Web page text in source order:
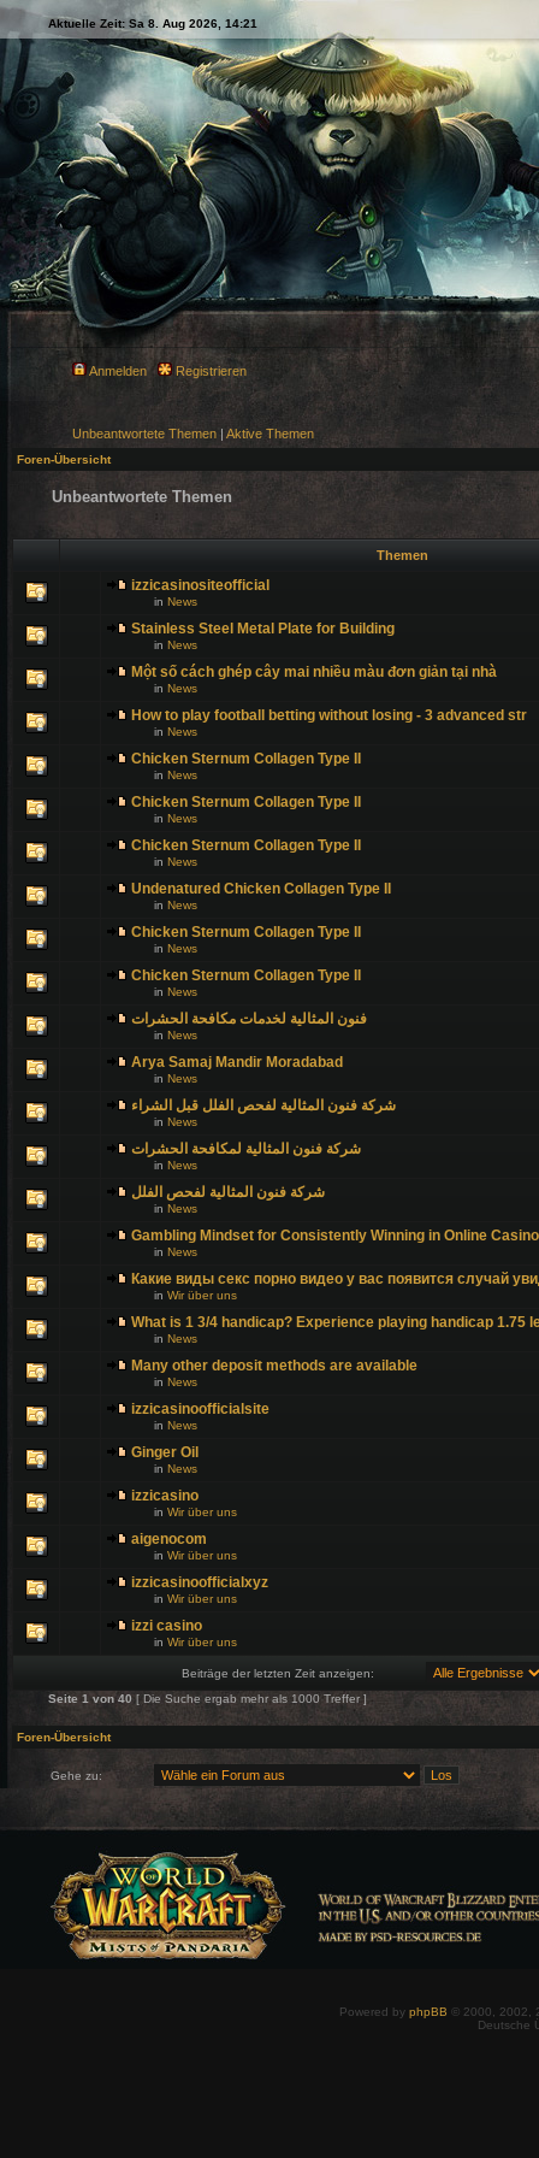
Aktuelle Zeit: Sa 8. Aug 2026, 14:21
Anmelden Registrieren
Unbeantwortete Themen | Aktive Themen
Foren-Übersicht
Unbeantwortete Themen
Themen
izzicasinositeofficial
in News
Stainless Steel Metal Plate for Building
in News
Một số cách ghép cây mai nhiều màu đơn giản tại nhà
in News
How to play football betting without losing - 3 advanced str
in News
Chicken Sternum Collagen Type II
in News
Chicken Sternum Collagen Type II
in News
Chicken Sternum Collagen Type II
in News
Undenatured Chicken Collagen Type II
in News
Chicken Sternum Collagen Type II
in News
Chicken Sternum Collagen Type II
in News
فنون المثالية لخدمات مكافحة الحشرات
in News
Arya Samaj Mandir Moradabad
in News
شركة فنون المثالية لفحص الفلل قبل الشراء
in News
شركة فنون المثالية لمكافحة الحشرات
in News
شركة فنون المثالية لفحص الفلل
in News
Gambling Mindset for Consistently Winning in Online
in News
Какие виды секс порно видео у вас появится случай
in Wir über uns
What is 1 3/4 handicap? Experience playing handicap 1.75
in News
Many other deposit methods are available
in News
izzicasinoofficialsite
in News
Ginger Oil
in News
izzicasino
in Wir über uns
aigenocom
in Wir über uns
izzicasinoofficialxyz
in Wir über uns
izzi casino
in Wir über uns
Beiträge der letzten Zeit anzeigen:
Seite 1 von40 [ Die Suche ergab mehr als 1000 Treffer ]
Foren-Übersicht
Gehe zu:
Powered by phpBB © 2000, 2002,
Deutsche